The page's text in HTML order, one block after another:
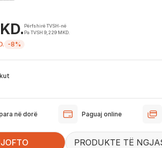
Përfshirë TVSH-në
Pa TVSH 9,229 MKD.
-8%
në dorë Paguaj online
PRODUKTE TË